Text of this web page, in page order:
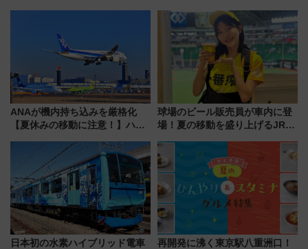
ー！ 注目の編成やデザインまと
ANAが機内持ち込みを厳格化
【夏休みの移動に注意！】ハン
「身の回り品」新サイズ制限
(40×30×20cm)おさらい
球場のビール販売員が車内に登
場！夏の移動を盛り上げるJR九
月7日限定 ソフトバンクホーク
スとコラボ
日本初の水素ハイブリッド電車
再開発に沸く東京駅八重洲口！